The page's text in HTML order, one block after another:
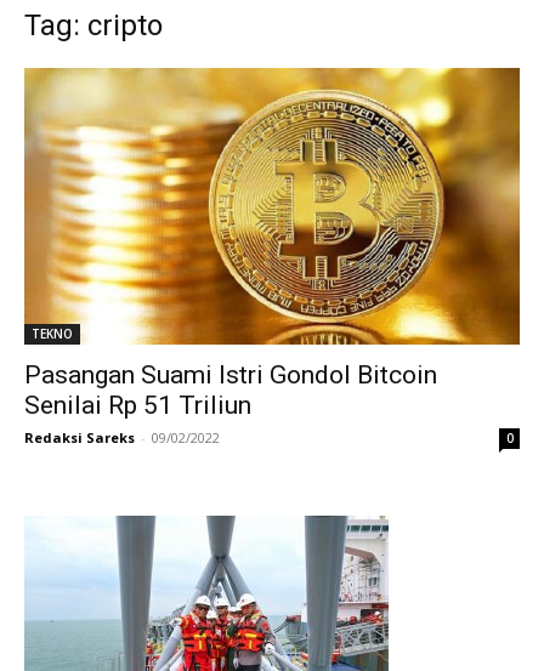
Tag: cripto
TEKNO
Pasangan Suami Istri Gondol Bitcoin
Senilai Rp 51 Triliun
Redaksi Sareks - 09/02/2022 0